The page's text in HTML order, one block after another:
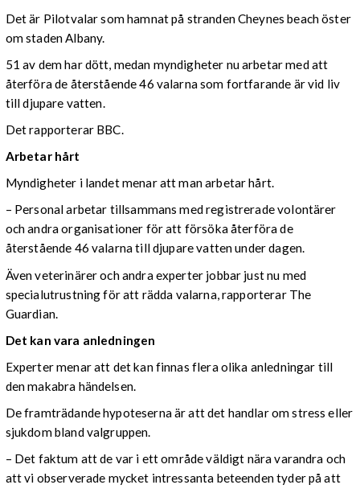
Det är Pilotvalar som hamnat på stranden Cheynes beach öster
om staden Albany.
51 av dem har dött, medan myndigheter nu arbetar med att
återföra de återstående 46 valarna som fortfarande är vid liv
till djupare vatten.
Det rapporterar BBC.
Arbetar hårt
Myndigheter i landet menar att man arbetar hårt.
– Personal arbetar tillsammans med registrerade volontärer
och andra organisationer för att försöka återföra de
återstående 46 valarna till djupare vatten under dagen.
Även veterinärer och andra experter jobbar just nu med
specialutrustning för att rädda valarna, rapporterar The
Guardian.
Det kan vara anledningen
Experter menar att det kan finnas flera olika anledningar till
den makabra händelsen.
De framträdande hypoteserna är att det handlar om stress eller
sjukdom bland valgruppen.
– Det faktum att de var i ett område väldigt nära varandra och
att vi observerade mycket intressanta beteenden tyder på att